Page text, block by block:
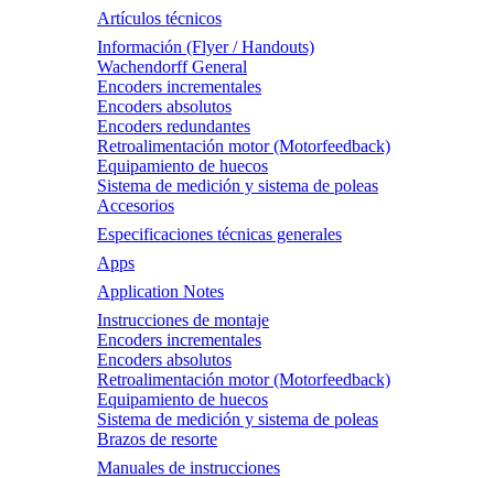
Artículos técnicos
Información (Flyer / Handouts)
Wachendorff General
Encoders incrementales
Encoders absolutos
Encoders redundantes
Retroalimentación motor (Motorfeedback)
Equipamiento de huecos
Sistema de medición y sistema de poleas
Accesorios
Especificaciones técnicas generales
Apps
Application Notes
Instrucciones de montaje
Encoders incrementales
Encoders absolutos
Retroalimentación motor (Motorfeedback)
Equipamiento de huecos
Sistema de medición y sistema de poleas
Brazos de resorte
Manuales de instrucciones